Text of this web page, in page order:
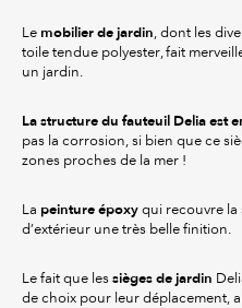
Le mobilier de jardin, dont les
toile tendue polyester, fait
un jardin.
La structure du fauteuil Delia est
pas la corrosion, si bien que ce
zones proches de la mer !
La peinture époxy qui recouvre la
d’extérieur une très belle finition.
Le fait que les sièges de jardin
de choix pour leur déplacement,